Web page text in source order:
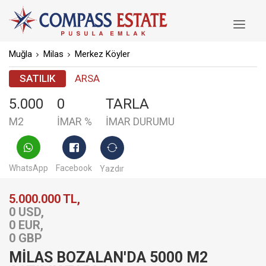
logo
Muğla Milas Merkez Köyler
SATILIK ARSA
5.000
M2
0
İMAR %
TARLA
İMAR DURUMU
WhatsApp Facebook Yazdır
5.000.000 TL,
0 USD,
0 EUR,
0 GBP
MİLAS BOZALAN'DA 5000 M2